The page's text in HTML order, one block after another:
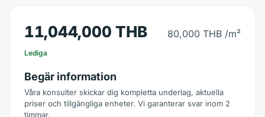
11,044,000 THB 80,000 THB /m²
Lediga
Begär information
Våra konsulter skickar dig kompletta underlag, aktuella
priser och tillgängliga enheter. Vi garanterar svar inom 2
timmar.